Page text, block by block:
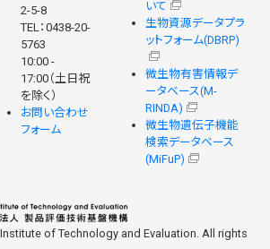
2-5-8
TEL：0438-20-
5763
10:00 -
17:00（土日祝
を除く）
お問い合わせ
フォーム
いて
生物資源データプラ
ットフォーム(DBRP)
微生物有害情報デ
ータベース(M-
RINDA)
微生物遺伝子機能
検索データベース
(MiFuP)
of Technology and Evaluation. All rights